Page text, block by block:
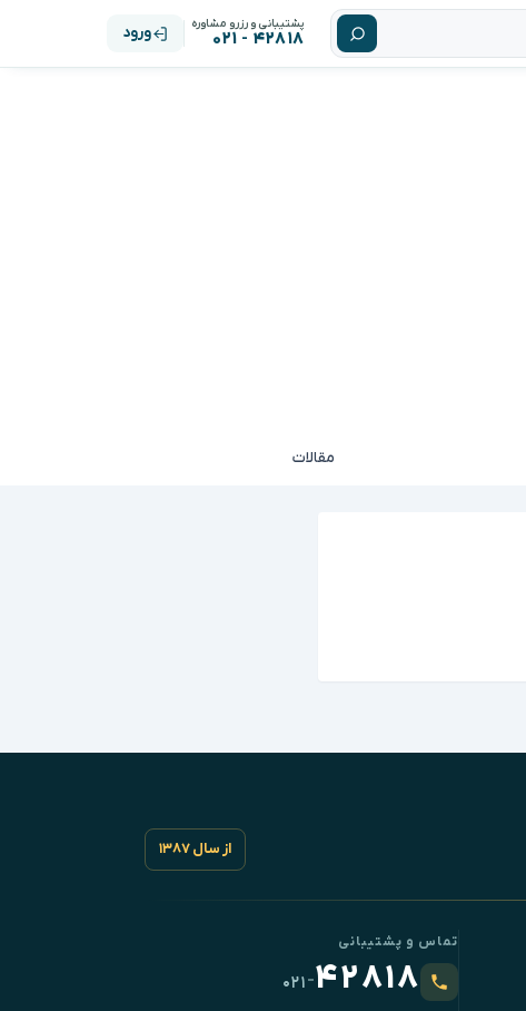
پشتیبانی و رزرو مشاوره
۴۲۸۱۸ - ۰۲۱ ورود
مقالات
از سال ۱۳۸۷
تماس و پشتیبانی
۴۲۸۱۸-۰۲۱